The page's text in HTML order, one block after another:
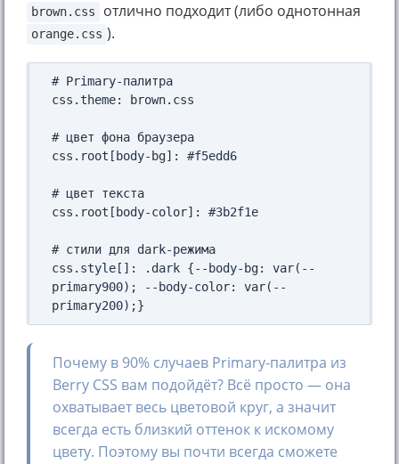
brown.css отлично подходит (либо однотонная
orange.css ).
# Primary-палитра
css.theme: brown.css
# цвет фона браузера
css.root[body-bg]: #f5edd6
# цвет текста
css.root[body-color]: #3b2f1e
# стили для dark-режима
css.style[]: .dark {--body-bg: var(--
primary900); --body-color: var(--
Почему в 90% случаев Primary-палитра из
Berry CSS вам подойдёт? Всё просто — она
охватывает весь цветовой круг, а значит
всегда есть близкий оттенок к искомому
цвету. Поэтому вы почти всегда сможете